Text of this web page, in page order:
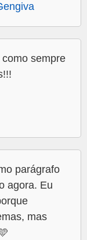
sempre
parágrafo
agora. Eu
mas